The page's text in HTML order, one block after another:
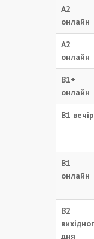
А2
онлайн
А2
онлайн
В1+
онлайн
В1 вечір
В1
онлайн
В2
дня